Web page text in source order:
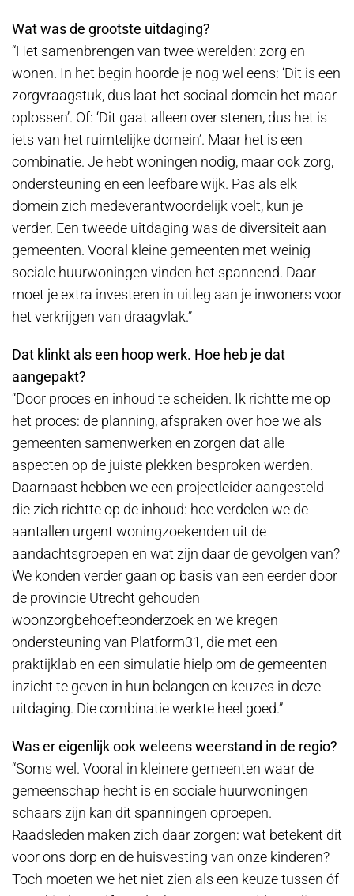
Wat was de grootste uitdaging?
“Het samenbrengen van twee werelden: zorg en
wonen. In het begin hoorde je nog wel eens: ‘Dit is een
zorgvraagstuk, dus laat het sociaal domein het maar
oplossen’. Of: ‘Dit gaat alleen over stenen, dus het is
iets van het ruimtelijke domein’. Maar het is een
combinatie. Je hebt woningen nodig, maar ook zorg,
ondersteuning en een leefbare wijk. Pas als elk
domein zich medeverantwoordelijk voelt, kun je
verder. Een tweede uitdaging was de diversiteit aan
gemeenten. Vooral kleine gemeenten met weinig
sociale huurwoningen vinden het spannend. Daar
moet je extra investeren in uitleg aan je inwoners voor
het verkrijgen van draagvlak.”
Dat klinkt als een hoop werk. Hoe heb je dat
aangepakt?
“Door proces en inhoud te scheiden. Ik richtte me op
het proces: de planning, afspraken over hoe we als
gemeenten samenwerken en zorgen dat alle
aspecten op de juiste plekken besproken werden.
Daarnaast hebben we een projectleider aangesteld
die zich richtte op de inhoud: hoe verdelen we de
aantallen urgent woningzoekenden uit de
aandachtsgroepen en wat zijn daar de gevolgen van?
We konden verder gaan op basis van een eerder door
de provincie Utrecht gehouden
woonzorgbehoefteonderzoek en we kregen
ondersteuning van Platform31, die met een
praktijklab en een simulatie hielp om de gemeenten
inzicht te geven in hun belangen en keuzes in deze
uitdaging. Die combinatie werkte heel goed.”
Was er eigenlijk ook weleens weerstand in de regio?
“Soms wel. Vooral in kleinere gemeenten waar de
gemeenschap hecht is en sociale huurwoningen
schaars zijn kan dit spanningen oproepen.
Raadsleden maken zich daar zorgen: wat betekent dit
voor ons dorp en de huisvesting van onze kinderen?
Toch moeten we het niet zien als een keuze tussen óf